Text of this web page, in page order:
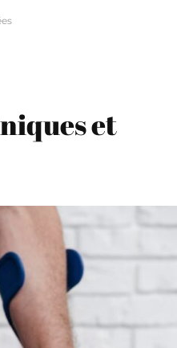
et